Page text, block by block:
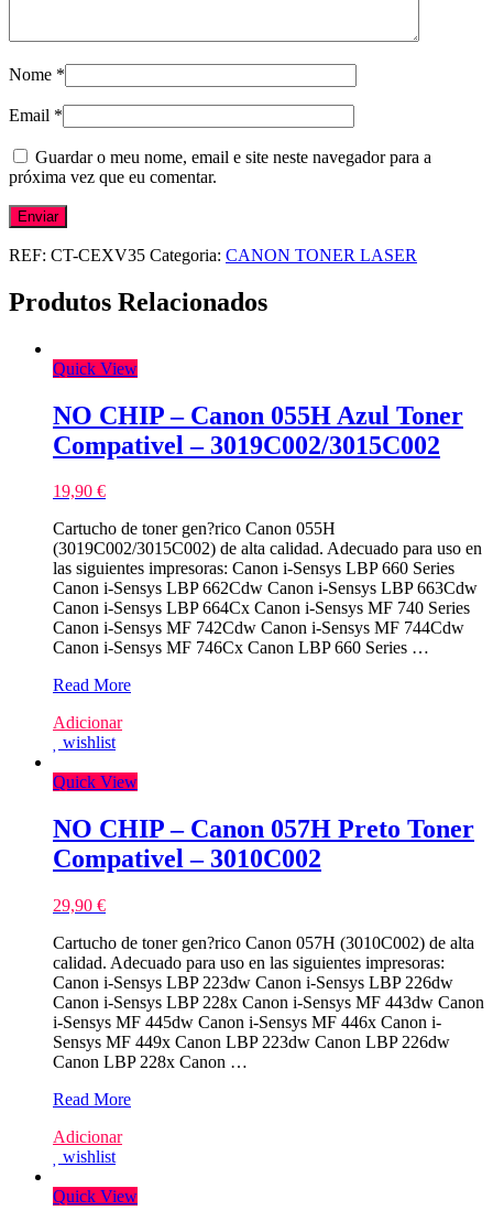
Nome *
Email *
Guardar o meu nome, email e site neste navegador para a
próxima vez que eu comentar.
REF: CT-CEXV35 Categoria: CANON TONER LASER
Produtos Relacionados
Quick View
NO CHIP – Canon 055H Azul Toner
Compativel – 3019C002/3015C002
19,90 €
Cartucho de toner gen?rico Canon 055H
(3019C002/3015C002) de alta calidad. Adecuado para uso en
las siguientes impresoras: Canon i-Sensys LBP 660 Series
Canon i-Sensys LBP 662Cdw Canon i-Sensys LBP 663Cdw
Canon i-Sensys LBP 664Cx Canon i-Sensys MF 740 Series
Canon i-Sensys MF 742Cdw Canon i-Sensys MF 744Cdw
Canon i-Sensys MF 746Cx Canon LBP 660 Series …
NO
–
Canon
Azul
Compativel
–
3019C002/3015C002
Read More
Adicionar
wishlist
Quick View
NO CHIP – Canon 057H Preto Toner
Compativel – 3010C002
29,90 €
Cartucho de toner gen?rico Canon 057H (3010C002) de alta
calidad. Adecuado para uso en las siguientes impresoras:
Canon i-Sensys LBP 223dw Canon i-Sensys LBP 226dw
Canon i-Sensys LBP 228x Canon i-Sensys MF 443dw Canon
i-Sensys MF 445dw Canon i-Sensys MF 446x Canon i-
Sensys MF 449x Canon LBP 223dw Canon LBP 226dw
Canon LBP 228x Canon …
NO
–
Canon
Preto
Read More
Adicionar
wishlist
Quick View